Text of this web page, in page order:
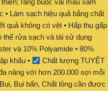
ràng buộc vải màu xám
Làm sạch hiệu quả bằng chất
quả không có vệt • Hấp thụ gấp
thể rửa sạch và tái sử dụng
và 10% Polyamide • 80%
khẩu •
Chất lượng TUYỆT
năng với hơn 200.000 sợi mỗi
Bụi bẩn, Chất lỏng cần được